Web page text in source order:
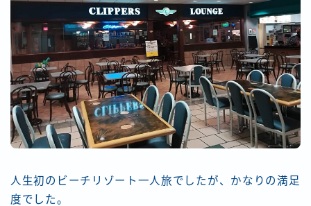
人生初のビーチリゾート一人旅でしたが、かなりの満足
度でした。